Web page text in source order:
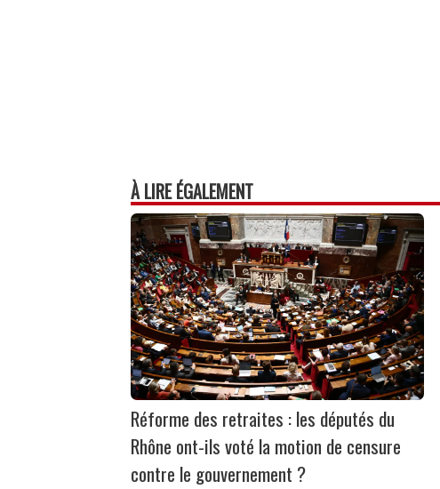
À LIRE ÉGALEMENT
Réforme des retraites : les députés du
Rhône ont-ils voté la motion de censure
contre le gouvernement ?